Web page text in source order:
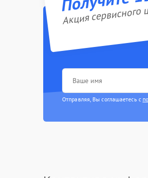
Акция
Отправляя, Вы соглашаетесь с